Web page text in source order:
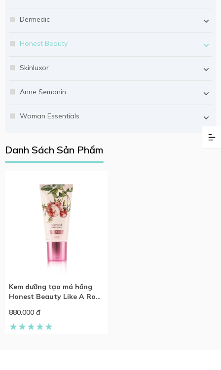
Dermedic
Honest Beauty
Skinluxor
Anne Semonin
Woman Essentials
Danh Sách Sản Phẩm
Kem dưỡng tạo má hồng
Honest Beauty Like A Rose
880.000 đ